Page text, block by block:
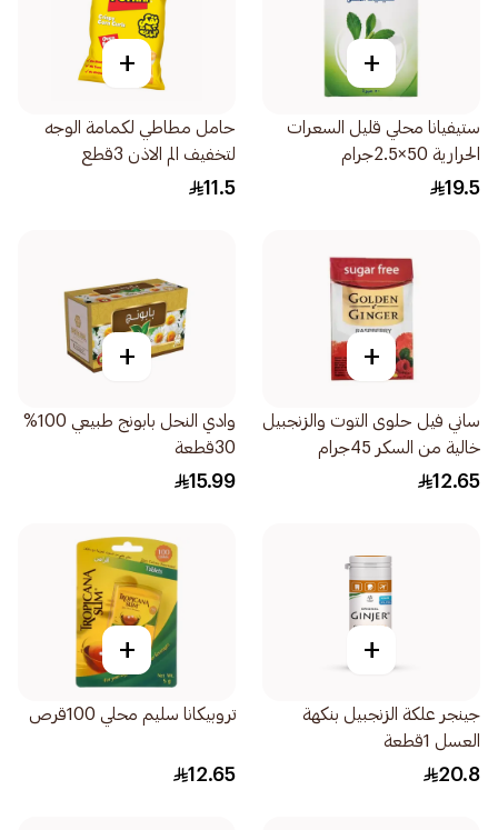
+
ستيفيانا محلي قليل السعرات
الحرارية 50×2.5جرام
19.5
+
حامل مطاطي لكمامة الوجه
لتخفيف الم الاذن 3قطع
11.5
+
ساني فيل حلوى التوت والزنجبيل
خالية من السكر 45جرام
12.65
+
وادي النحل بابونج طبيعي 100%
30قطعة
15.99
+
جينجر علكة الزنجبيل بنكهة
العسل 1قطعة
20.8
+
تروبيكانا سليم محلي 100قرص
12.65